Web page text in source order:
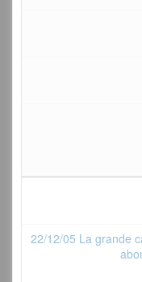
22/12/05 La grande